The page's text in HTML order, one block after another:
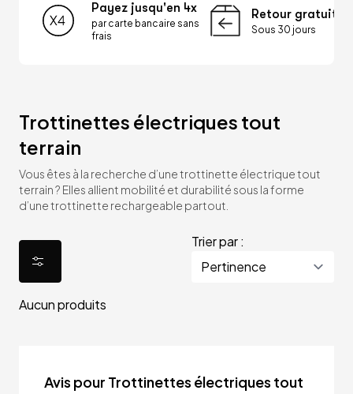
Payez jusqu'en 4x
par carte bancaire sans
frais
Retour gratuit
Sous 30 jours
Trottinettes électriques tout
terrain
Vous êtes à la recherche d’une trottinette électrique tout
terrain ? Elles allient mobilité et durabilité sous la forme
d’une trottinette rechargeable partout.
Trier par :
Aucun produits
Avis pour Trottinettes électriques tout